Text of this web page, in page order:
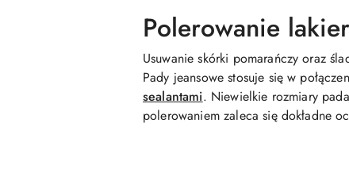
Polerowanie
Usuwanie skórki pomarańczy oraz
Pady jeansowe stosuje się w
sealantami. Niewielkie rozmiary
polerowaniem zaleca się dokładne